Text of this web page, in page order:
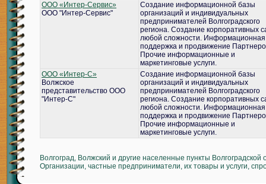
ООО «Интер-Сервис»
ООО "Интер-Сервис"
Создание информационной базы
организаций и индивидуальных
предпринимателей Волгоградского
региона. Создание корпоративных
любой сложности. Информационная
поддержка и продвижение
Прочие информационные и
маркетинговые услуги.
ООО «Интер-С»
Волжское
представительство ООО
"Интер-С"
Создание информационной базы
организаций и индивидуальных
предпринимателей Волгоградского
региона. Создание корпоративных
любой сложности. Информационная
поддержка и продвижение
Прочие информационные и
маркетинговые услуги.
Волгоград, Волжский и другие населенные пункты Волгоградской
Организации, частные предприниматели, их товары и услуги,